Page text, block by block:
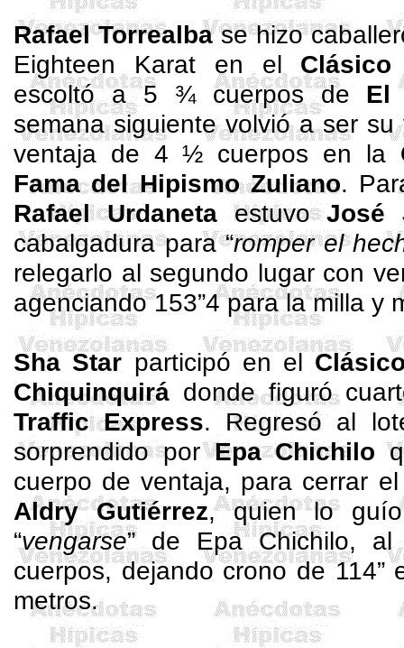
Rafael Torrealbase hizo
Eighteen
Karaten el
escoltó a 5 ¾ cuerpos de El
semana siguiente volvió a ser
ventaja de 4 ½ cuerpos en la
Fama del Hipismo Zuliano.
Rafael UrdanetaestuvoJosé
cabalgadura para “romper el
relegarlo al segundo lugar con
agenciando 153”4 para la milla y
Sha Starparticipó en el
Chiquinquirá donde figuró
TrafficExpress. Regresó al
sorprendido porEpaChichilo
cuerpo de ventaja, para cerrar
AldryGutiérrez, quien lo
“vengarse” de EpaChichilo, al
cuerpos, dejando crono de 114”
metros.